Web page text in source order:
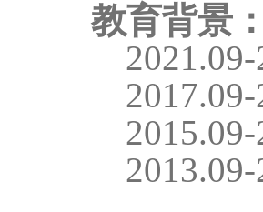
教育背景：